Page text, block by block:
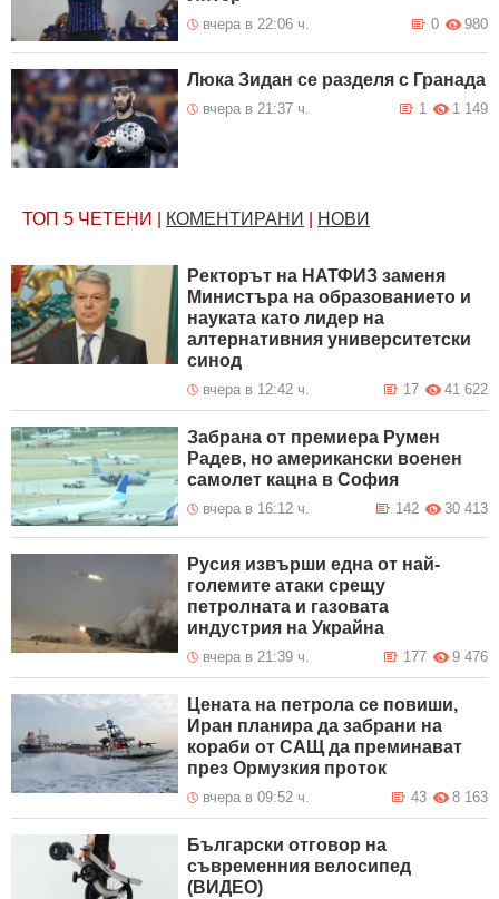
вчера в 22:06 ч. 980
0
Люка Зидан се разделя с Гранада
вчера в 21:37 ч. 1 149
1
ТОП 5 ЧЕТЕНИ КОМЕНТИРАНИ НОВИ
Ректорът на НАТФИЗ заменя
Министъра на образованието и
науката като лидер на
алтернативния университетски
синод
вчера в 12:42 ч. 41 622
17
Забрана от премиера Румен
Радев, но американски военен
самолет кацна в София
вчера в 16:12 ч. 30 413
142
Русия извърши една от най-
големите атаки срещу
петролната и газовата
индустрия на Украйна
вчера в 21:39 ч. 9 476
177
Цената на петрола се повиши,
Иран планира да забрани на
кораби от САЩ да преминават
през Ормузкия проток
вчера в 09:52 ч. 8 163
43
Български отговор на
съвременния велосипед
(ВИДЕО)